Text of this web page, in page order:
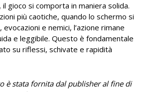
il gioco si comporta in maniera solida.
più caotiche, quando lo schermo si
e nemici, l’azione rimane
e leggibile. Questo è fondamentale
su riflessi, schivate e rapidità
è stata fornita dal publisher al fine di